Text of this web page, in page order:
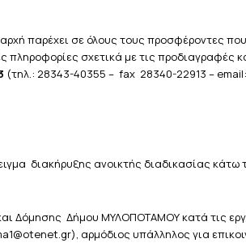
παρέχει σε όλους τους προσφέροντες που
σχετικά με τις προδιαγραφές
(τηλ.: 28343-40355 – fax 28340-22913 – email:
διακήρυξης ανοικτής διαδικασίας κάτω
Δόμησης Δήμου ΜΥΛΟΠΟΤΑΜΟΥ κατά τις
αρμόδιος υπάλληλος για